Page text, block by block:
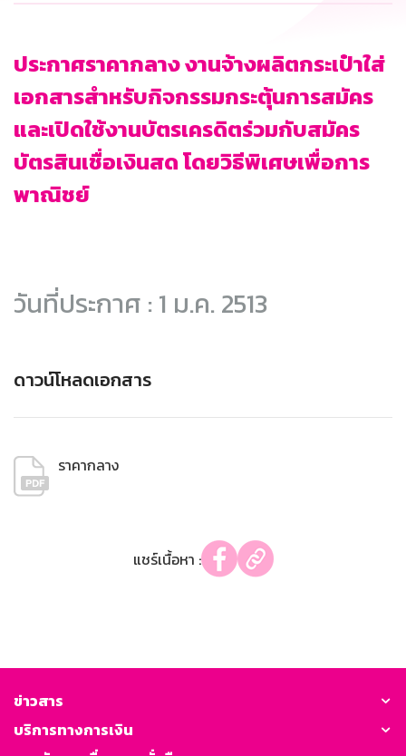
ประกาศราคากลาง งานจ้างผลิตกระเป๋าใส่
เอกสารสำหรับกิจกรรมกระตุ้นการสมัคร
และเปิดใช้งานบัตรเครดิตร่วมกับสมัคร
บัตรสินเชื่อเงินสด โดยวิธีพิเศษเพื่อการ
พาณิชย์
วันที่ประกาศ : 1 ม.ค. 2513
ดาวน์โหลดเอกสาร
ราคากลาง
แชร์เนื้อหา :
ข่าวสาร
บริการทางการเงิน